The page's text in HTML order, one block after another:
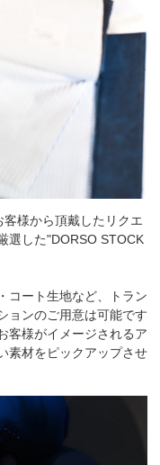
様から頂戴したリクエ
選した"DORSO STOCK
コート生地など、トラン
ョンのご用意は可能です
客様がイメージされるア
素材をピックアップさせ